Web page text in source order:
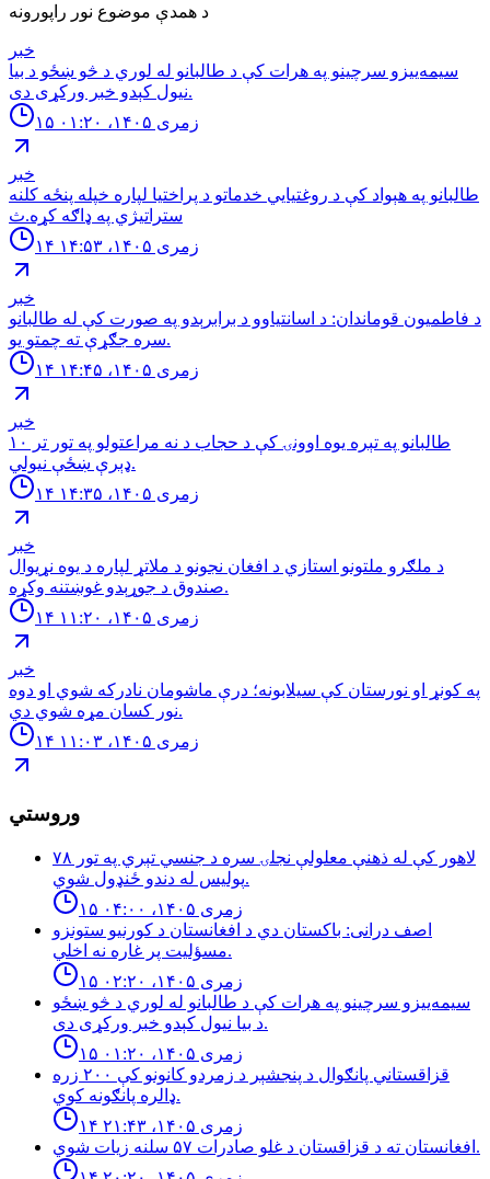
د همدې موضوع نور راپورونه
خبر
سیمه‌ییزو سرچینو په هرات کې د طالبانو له لوري د څو ښځو د بیا
نیول کېدو خبر ورکړی دی.
۱۵ زمری ۱۴۰۵، ۰۱:۲۰
خبر
طالبانو په هېواد کې د روغتیايي خدماتو د پراختیا لپاره خپله پنځه کلنه
ستراتیژي په ډاګه کړه.ث
۱۴ زمری ۱۴۰۵، ۱۴:۵۳
خبر
د فاطمیون قوماندان: د اسانتیاوو د برابرېدو په صورت کې له طالبانو
سره جګړې ته چمتو یو.
۱۴ زمری ۱۴۰۵، ۱۴:۴۵
خبر
طالبانو په تېره یوه اوونۍ کې د حجاب د نه مراعتولو په تور تر ۱۰
ډېرې ښځې نیولي.
۱۴ زمری ۱۴۰۵، ۱۴:۳۵
خبر
د ملګرو ملتونو استازي د افغان نجونو د ملاتړ لپاره د یوه نړیوال
صندوق د جوړېدو غوښتنه وکړه.
۱۴ زمری ۱۴۰۵، ۱۱:۲۰
خبر
په کونړ او نورستان کې سیلابونه؛ درې ماشومان نادرکه شوي او دوه
نور کسان مړه شوي دي.
۱۴ زمری ۱۴۰۵، ۱۱:۰۳
وروستي
لاهور کې له ذهنې معلولې نجلۍ سره د جنسي تېري په تور ٧٨
پوليس له دندو ځنډول شوي.
۱۵ زمری ۱۴۰۵، ۰۴:۰۰
اصف درانى: باكستان دي د افغانستان د كورنيو ستونزو
مسؤليت پر غاره نه اخلي.
۱۵ زمری ۱۴۰۵، ۰۲:۲۰
سیمه‌ییزو سرچینو په هرات کې د طالبانو له لوري د څو ښځو
د بیا نیول کېدو خبر ورکړی دی.
۱۵ زمری ۱۴۰۵، ۰۱:۲۰
قزاقستاني پانګوال د پنجشېر د زمردو كانونو كې ٢٠٠ زره
ډالره پانګونه كوي.
۱۴ زمری ۱۴۰۵، ۲۱:۴۳
افغانستان ته د قزاقستان د غلو صادرات ۵۷ سلنه زيات شوي.